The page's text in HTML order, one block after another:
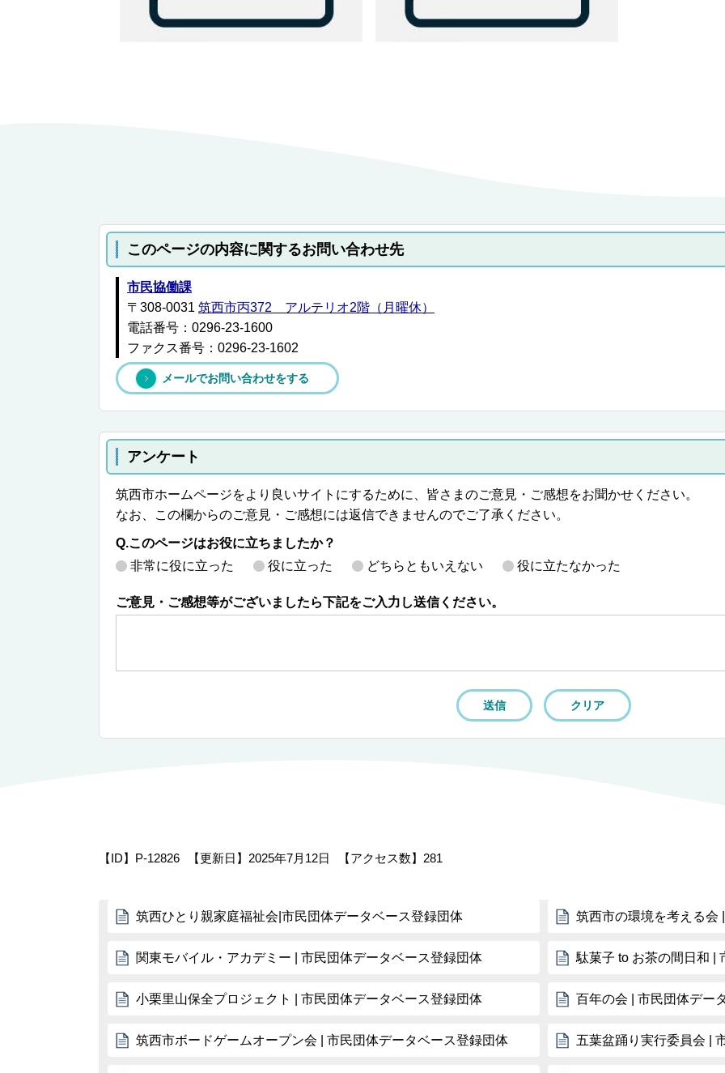
このページの内容に関するお問い合わせ先
市民協働課
〒308-0031 筑西市丙372 アルテリオ2階（月曜休）
電話番号：0296-23-1600
ファクス番号：0296-23-1602
メールでお問い合わせをする
アンケート
筑西市ホームページをより良いサイトにするために、皆さまのご意見・ご感想をお聞かせください。
なお、この欄からのご意見・ご感想には返信できませんのでご了承ください。
Q.このページはお役に立ちましたか？
非常に役に立った
役に立った どちらともいえない 役に立たなかった
ご意見・ご感想等がございましたら下記をご入力し送信ください。
【ID】 P-12826 【更新日】 2025年7月12日 【アクセス数】 281
筑西ひとり親家庭福祉会|市民団体データベース登録団体 筑西市の環境を考える会
関東モバイル・アカデミー | 市民団体データベース登録団体 駄菓子 to お茶の間日和 |
小栗里山保全プロジェクト | 市民団体データベース登録団体 百年の会 | 市民団体デー
筑西市ボードゲームオープン会 | 市民団体データベース登録団体 五葉盆踊り実行委員会 |